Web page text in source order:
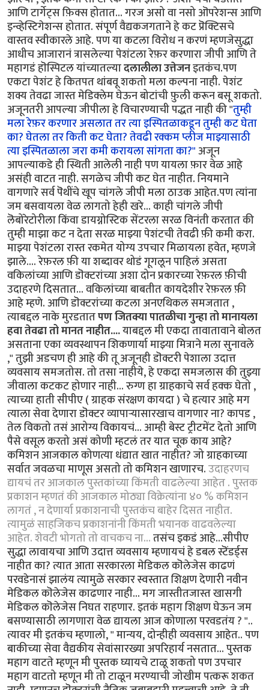
आणि टार्गेट्स फ़िक्स होतात... गरज असो वा नसो ऒपरेशन्स आणि
इन्व्हेस्टिगेशन्स होतात. संपूर्ण वैद्यकजगताने हे कट प्रॆक्टिसचे
वास्तव स्वीकारले आहे. पण या कटला विरोध न करणं म्हणजेसुद्धा
आधीच आजारानं त्रासलेल्या पेशंटला रेफ़र करणारा जीपी आणि ते
महागडं हॊस्पिटल यांच्यातल्यादलालीला उत्तेजनइतकंच.पण
एकटा पेशंट हे कितपत थांबवू शकतो मला कल्पना नाही. पेशंट
शक्य तेवढा जास्त मेडिक्लेम घेऊन बोटांची फ़ुली करून बसू शकतो.
अजूनतरी आपल्या जीपीला हे विचारण्याची पद्धत नाही की "तुम्ही
मला रेफ़र करणार असलात तर त्या इस्पितळाकडून तुम्ही कट घेता
का? घेतला तर किती कट घेता? तेवढी रक्कम प्लीज माझ्यासाठी
त्या इस्पितळाला जरा कमी करायला सांगता का?"अजून
आपल्याकडे ही स्थिती आलेली नाही पण यायला फ़ार वेळ आहे
असंही वाटत नाही. सगळेच जीपी कट घेत नाहीत. नियमाने
वागणारे सर्व पॆथींचे खूप चांगले जीपी मला ठाउक आहेत.पण त्यांना
जम बसवायला वेळ लागतो हेही खरे... काही चांगले जीपी
लॆबोरेटोरीला किंवा डायग्नोस्टिक सेंटरला सरळ विनंती करतात की
तुम्ही माझा कट न देता सरळ माझ्या पेशंटची तेवढी फ़ी कमी करा.
माझ्या पेशंटला रास्त रकमेत योग्य उपचार मिळायला हवेत, म्हणजे
झाले.... रेफ़रल फ़ी या शब्दावर थोडं गूगलून पाहिलं असता
वकिलांच्या आणि डॊक्टरांच्या अशा दोन प्रकारच्या रेफ़रल फ़ीची
उदाहरणे दिसतात... वकिलांच्या बाबतीत कायदेशीर रेफ़रल फ़ी
आहे म्हणे. आणि डॊक्टरांच्या कटला अनएथिकल समजतात ,
त्याबद्दल नाके मुरडतातपण जितक्या पातळीचा गुन्हा तो मानायला
हवा तेवढा तो मानत नाहीत....याबद्दल मी एकदा तावातावाने बोलत
असताना एका व्यवस्थापन शिकणार्या माझ्या मित्राने मला सुनावले
," तुझी अडचण ही आहे की तू अजूनही डॊक्टरी पेशाला उदात्त
व्यवसाय समजतोस. तो तसा नाहीये, हे एकदा समजलास की तुझ्या
जीवाला कटकट होणार नाही... रुग्ण हा ग्राहकाचे सर्व हक्क घेतो ,
त्याच्या हाती सीपीए ( ग्राहक संरक्षण कायदा ) चे हत्यार आहे मग
त्याला सेवा देणारा डॊक्टर व्यापार्‍यासारखाच वागणार ना? कापड ,
तेल विकतो तसं आरोग्य विकायचं... आम्ही बेस्ट ट्रीटमेंट देतो आणि
पैसे वसूल करतो असं कोणी म्हटलं तर यात चूक काय आहे?
कमिशन आजकाल कोणत्या धंद्यात खात नाहीत? जो ग्राहकाच्या
सर्वात जवळचा माणूस असतो तो कमिशन खाणारच.उदाहरणच
द्यायचं तर आजकाल पुस्तकांच्या किंमती वाढलेल्या आहेत . पुस्तक
प्रकाशन म्हणतं की आजकाल मोठ्या विक्रेत्यांना ४० % कमिशन
लागतं , न देणार्या प्रकाशनाची पुस्तकंच बाहेर दिसत नाहीत.
त्यामुळं साहजिकच प्रकाशनांनी किंमती भयानक वाढवलेल्या
आहेत. शेवटी भोगतो तो वाचकच ना...तसंच इकडं आहे...सीपीए
सुद्धा लावायचा आणि उदात्त व्यवसाय म्हणायचं हे डबल स्टॆंडर्ड्स
नाहीत का? त्यात आता सरकारला मेडिकल कॊलेजेस काढणं
परवडेनासं झालंय त्यामुळे सरकार स्वस्तात शिक्षण देणारी नवीन
मेडिकल कॊलेजेस काढणार नाही... मग जास्तीतजास्त खासगी
मेडिकल कॊलेजेस निघत राहणार. इतकं महाग शिक्षण घेऊन जम
बसण्यासाठी लागणारा वेळ द्यायला आज कोणाला परवडतंय ? "..
त्यावर मी इतकंच म्हणालो, " मान्यय, दोन्हीही व्यवसाय आहेत.. पण
बाकीच्या सेवा वैद्यकीय सेवांसारख्या अपरिहार्य नसतात... पुस्तक
महाग वाटते म्हणून मी पुस्तक घ्यायचे टाळू शकतो पण उपचार
महाग वाटतो म्हणून मी तो टाळून मरण्याची जोखीम पत्करू शकत